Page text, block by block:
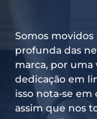
Somos
profunda das
marca, por uma
dedicação em
isso nota-se
assim que nos